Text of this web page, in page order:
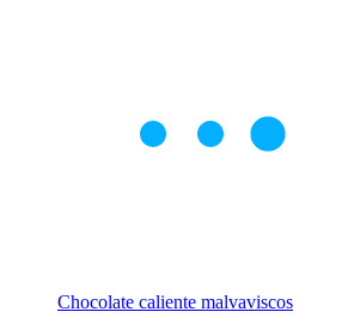
Chocolate caliente malvaviscos